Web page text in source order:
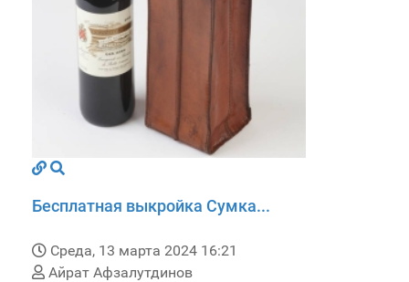
Бесплатная выкройка Сумка...
Среда, 13 марта 2024 16:21
Айрат Афзалутдинов